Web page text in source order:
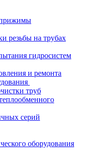
резьбы на трубах
гидросистем
и ремонта
труб
серий
оборудования